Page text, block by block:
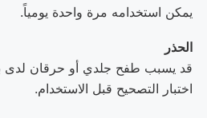
يمكن استخدامه مرة واحدة يومياً.
الحذر
قد يسبب طفح جلدي أو حرقان لدى
اختبار التصحيح قبل الاستخدام.